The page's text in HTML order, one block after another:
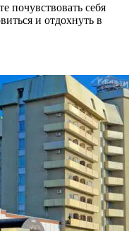
почувствовать себя
и отдохнуть в